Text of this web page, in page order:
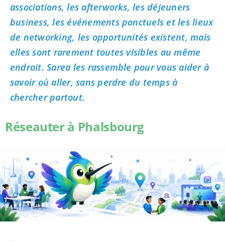
associations, les afterworks, les déjeuners
business, les événements ponctuels et les lieux
de networking, les opportunités existent, mais
elles sont rarement toutes visibles au même
endroit. Sarea les rassemble pour vous aider à
savoir où aller, sans perdre du temps à
chercher partout.
Réseauter à Phalsbourg